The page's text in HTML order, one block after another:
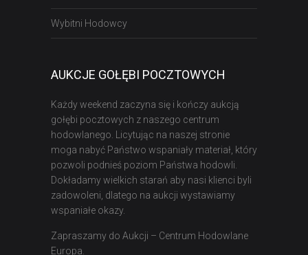
Wybitni Hodowcy
AUKCJE GOŁĘBI POCZTOWYCH
Każdy weekend zaczyna się i kończy aukcją
gołębi pocztowych z naszego centrum
hodowlanego. Licytując na naszej stronie
moga nabyć Państwo wspaniały materiał, który
pozwoli podnieś poziom Państwa hodowli.
Dokładamy wielkich starań aby nasi klienci byli
zadowoleni, dlatego na aukcji wystawiamy
wspaniałe okazy.
Zapraszamy do Aukcji – Centrum Hodowlane
Europa.